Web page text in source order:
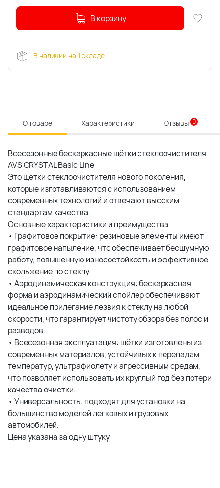
В корзину
В наличии на 1 складе
О товаре Характеристики Отзывы 0
Всесезонные бескаркасные щётки стеклоочистителя
AVS CRYSTAL Basic Line
Это щётки стеклоочистителя нового поколения,
которые изготавливаются с использованием
современных технологий и отвечают высоким
стандартам качества.
Основные характеристики и преимущества
• Графитовое покрытие: резиновые элементы имеют
графитовое напыление, что обеспечивает бесшумную
работу, повышенную износостойкость и эффективное
скольжение по стеклу.
• Аэродинамическая конструкция: бескаркасная
форма и аэродинамический спойлер обеспечивают
идеальное прилегание лезвия к стеклу на любой
скорости, что гарантирует чистоту обзора без полос и
разводов.
• Всесезонная эксплуатация: щётки изготовлены из
современных материалов, устойчивых к перепадам
температур, ультрафиолету и агрессивным средам,
что позволяет использовать их круглый год без потери
качества очистки.
• Универсальность: подходят для установки на
большинство моделей легковых и грузовых
автомобилей.
Цена указана за одну штуку.